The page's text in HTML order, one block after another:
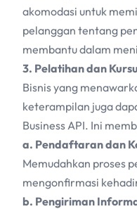
akomodasi untuk
pelanggan tentang
membantu dalam
3. Pelatihan dan
Bisnis yang
keterampilan juga
Business API. Ini
a. Pendaftaran dan
Memudahkan proses
mengonfirmasi
b. Pengiriman